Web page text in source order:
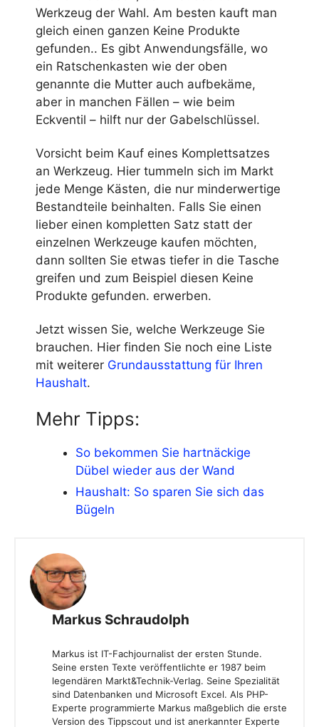
Werkzeug der Wahl. Am besten kauft man
gleich einen ganzen Keine Produkte
gefunden.. Es gibt Anwendungsfälle, wo
ein Ratschenkasten wie der oben
genannte die Mutter auch aufbekäme,
aber in manchen Fällen – wie beim
Eckventil – hilft nur der Gabelschlüssel.
Vorsicht beim Kauf eines Komplettsatzes
an Werkzeug. Hier tummeln sich im Markt
jede Menge Kästen, die nur minderwertige
Bestandteile beinhalten. Falls Sie einen
lieber einen kompletten Satz statt der
einzelnen Werkzeuge kaufen möchten,
dann sollten Sie etwas tiefer in die Tasche
greifen und zum Beispiel diesen Keine
Produkte gefunden. erwerben.
Jetzt wissen Sie, welche Werkzeuge Sie
brauchen. Hier finden Sie noch eine Liste
mit weiterer Grundausstattung für Ihren
Haushalt.
Mehr Tipps:
So bekommen Sie hartnäckige
Dübel wieder aus der Wand
Haushalt: So sparen Sie sich das
Bügeln
Markus Schraudolph
Markus ist IT-Fachjournalist der ersten Stunde.
Seine ersten Texte veröffentlichte er 1987 beim
legendären Markt&Technik-Verlag. Seine Spezialität
sind Datenbanken und Microsoft Excel. Als PHP-
Experte programmierte Markus maßgeblich die erste
Version des Tippscout und ist anerkannter Experte